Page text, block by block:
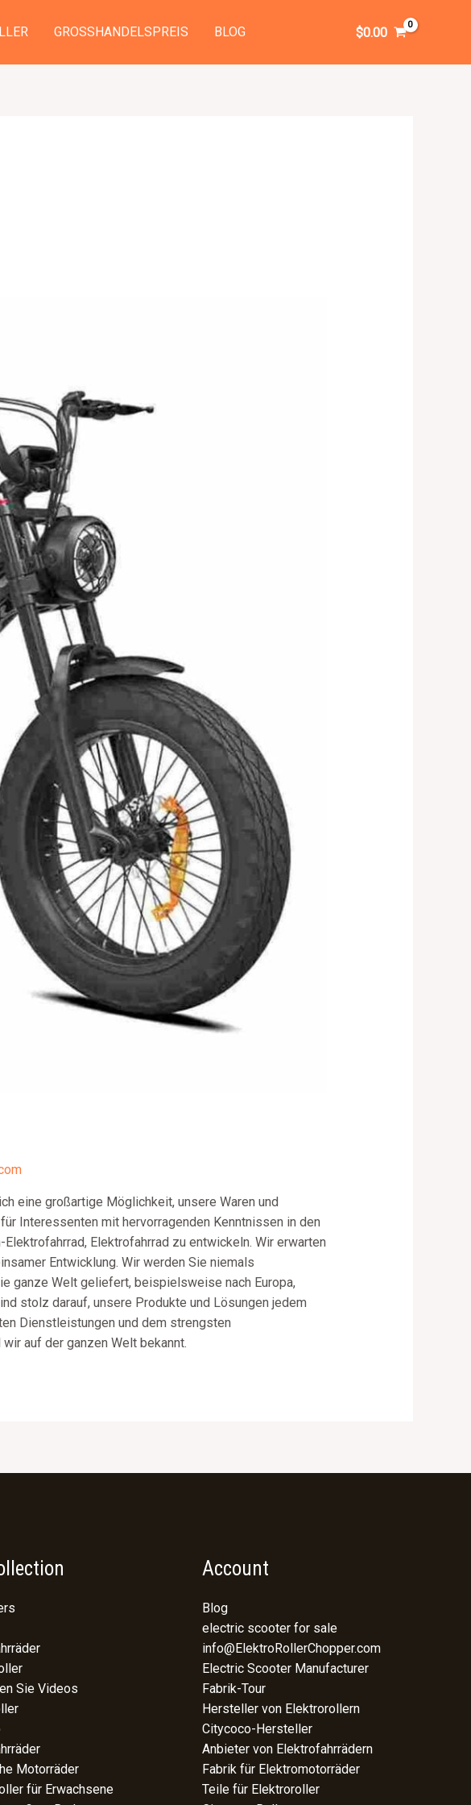
GROSSHANDELSPREIS BLOG $0.00
eine großartige Möglichkeit, unsere Waren und
Interessenten mit hervorragenden Kenntnissen in den
Elektrofahrrad zu entwickeln. Wir erwarten
Entwicklung. Wir werden Sie niemals
ganze Welt geliefert, beispielsweise nach Europa,
stolz darauf, unsere Produkte und Lösungen jedem
Dienstleistungen und dem strengsten
auf der ganzen Welt bekannt.
Sie Videos
Motorräder
für Erwachsene
Account
Blog
electric scooter for sale
info@ElektroRollerChopper.com
Electric Scooter Manufacturer
Fabrik-Tour
Hersteller von Elektrorollern
Citycoco-Hersteller
Anbieter von Elektrofahrrädern
Fabrik für Elektromotorräder
Teile für Elektroroller